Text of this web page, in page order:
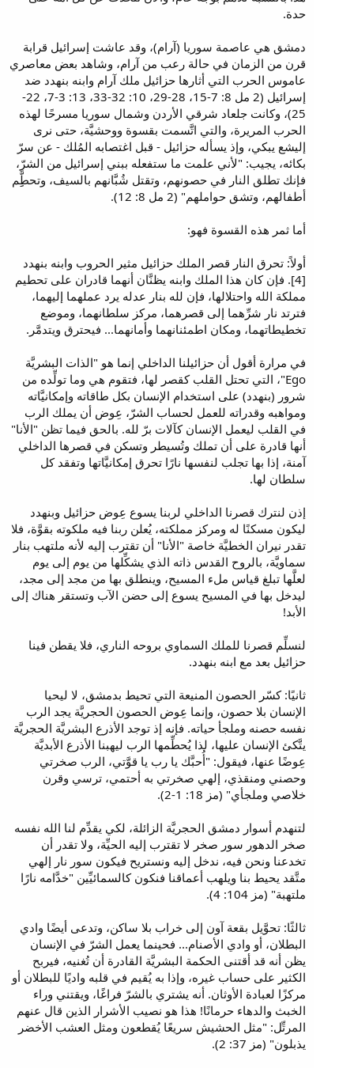
حدة.
دمشق هي عاصمة سوريا (آرام)، وقد عاشت إسرائيل قرابة
قرن من الزمان في حالة رعب من آرام، وشاهد بعض معاصري
عاموس الحرب التي أثارها حزائيل ملك آرام وابنه بنهدد ضد
إسرائيل (2 مل 8: 7-15، 28-29، 10: 32-33، 13: 3-7، 22-
25)، وكانت جلعاد شرقي الأردن وشمال سوريا مسرحًا لهذه
الحرب المريرة، والتي اتَّسمت بقسوة ووحشيَّة، حتى نرى
إليشع يبكي، وإذ يسأله حزائيل - قبل اغتصابه المُلك - عن سرّ
بكائه، يجيب: "لأني علمت ما ستفعله ببني إسرائيل من الشرّ،
فإنك تطلق النار في حصونهم، وتقتل شُبَّانهم بالسيف، وتحطَِِّم
أطفالهم، وتشق حواملهم" (2 مل 8: 12).
أما ثمر هذه القسوة فهو:
أولاً: تحرق النار قصر الملك حزائيل مثير الحروب وابنه بنهدد
[4]. فإن كان هذا الملك وابنه يظنَّان أنهما قادران على تحطيم
مملكة الله واحتلالها، فإن لله بنار عدله يرد عملهما إليهما،
فترتد نار شرِّهما إلى قصرهما، مركز سلطانهما، وموضع
تخطيطاتهما، ومكان اطمئنانهما وأمانهما... فيحترق ويتدمَّر.
في مرارة أقول أن حزائيلنا الداخلي إنما هو "الذات البشريَّة
Ego"، التي تحتل القلب كقصر لها، فتقوم هي وما تولِّده من
شرور (بنهدد) على استخدام الإنسان بكل طاقاته وإمكانيَّاته
ومواهبه وقدراته للعمل لحساب الشرّ، عِوض أن يملك الرب
في القلب ليعمل الإنسان كآلات برّ لله. بالحق فيما تظن "الأنا"
أنها قادرة على أن تملك وتُسيطر وتسكن في قصرها الداخلي
آمنة، إذا بها تجلب لنفسها نارًا تحرق إمكانيَّاتها وتفقد كل
سلطان لها.
إذن لنترك قصرنا الداخلي لربنا يسوع عِوض حزائيل وبنهدد
ليكون مسكنًا له ومركز مملكته، يُعلن ربنا فيه ملكوته بقوَّة، فلا
تقدر نيران الخطيَّة خاصة "الأنا" أن تقترب إليه لأنه ملتهب بنار
سماويَّة، بالروح القدس ذاته الذي يشكِّلها من يوم إلى يوم
لعلَّها تبلغ قياس ملء المسيح، وينطلق بها من مجد إلى مجد،
ليدخل بها في المسيح يسوع إلى حضن الآب وتستقر هناك إلى
الأبد!
لنسلِّم قصرنا للملك السماوي بروحه الناري، فلا يقطن فينا
حزائيل بعد مع ابنه بنهدد.
ثانيًا: كسّر الحصون المنيعة التي تحيط بدمشق، لا ليحيا
الإنسان بلا حصون، وإنما عِوض الحصون الحجريَّة يجد الرب
نفسه حصنه وملجأ حياته. فإنه إذ توجد الأذرع البشريَّة الحجريَّة
يتَّكئ الإنسان عليها، لذا يُحطِّمها الرب ليهبنا الأذرع الأبديَّة
عِوضًا عنها، فيقول: "أُحبَّك يا رب يا قوَّتي، الرب صخرتي
وحصني ومنقذي، إلهي صخرتي به أحتمي، ترسي وقرن
خلاصي وملجأي" (مز 18: 1-2).
لتنهدم أسوار دمشق الحجريَّة الزائلة، لكي يقدِّم لنا الله نفسه
صخر الدهور سور صخر لا تقترب إليه الحيِّة، ولا تقدر أن
تخدعنا ونحن فيه، ندخل إليه ونستريح فيكون سور نار إلهي
متَّقد يحيط بنا ويلهب أعماقنا فنكون كالسمائيِّين "خدَّامه نارًا
ملتهبة" (مز 104: 4).
ثالثًا: تحوَّيل بقعة آون إلى خراب بلا ساكن، وتدعى أيضًا وادي
البطلان، أو وادي الأصنام... فحينما يعمل الشرّ في الإنسان
يظن أنه قد أقتنى الحكمة البشريَّة القادرة أن تُغنيه، فيربح
الكثير على حساب غيره، وإذا به يُقيم في قلبه واديًا للبطلان أو
مركزًا لعبادة الأوثان. أنه يشتري بالشرّ فراغًا، ويقتني وراء
الخبث والدهاء حرمانًا! هذا هو نصيب الأشرار الذين قال عنهم
المرتِّل: "مثل الحشيش سريعًا يُقطعون ومثل العشب الأخضر
يذبلون" (مز 37: 2).